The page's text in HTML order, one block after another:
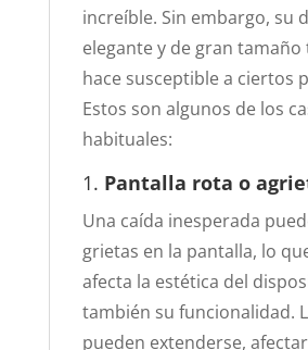
increíble. Sin embargo, su
elegante y de gran
hace susceptible a ciertos
Estos son algunos de los
habituales:
1. Pantalla rota o
Una caída inesperada
grietas en la pantalla, lo
afecta la estética del
también su funcionalidad.
pueden extenderse,